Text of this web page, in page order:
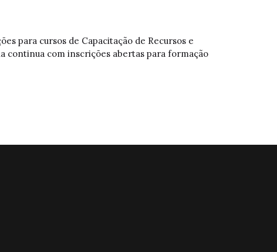
para cursos de Capacitação de Recursos e
continua com inscrições abertas para formação